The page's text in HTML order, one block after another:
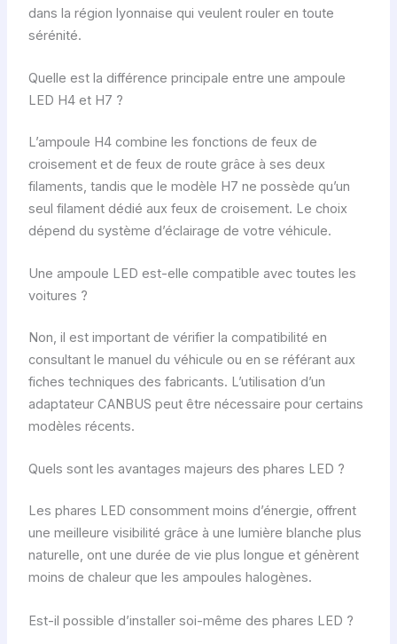
dans la région lyonnaise qui veulent rouler en toute
sérénité.
Quelle est la différence principale entre une ampoule
LED H4 et H7 ?
L’ampoule H4 combine les fonctions de feux de
croisement et de feux de route grâce à ses deux
filaments, tandis que le modèle H7 ne possède qu’un
seul filament dédié aux feux de croisement. Le choix
dépend du système d’éclairage de votre véhicule.
Une ampoule LED est-elle compatible avec toutes les
voitures ?
Non, il est important de vérifier la compatibilité en
consultant le manuel du véhicule ou en se référant aux
fiches techniques des fabricants. L’utilisation d’un
adaptateur CANBUS peut être nécessaire pour certains
modèles récents.
Quels sont les avantages majeurs des phares LED ?
Les phares LED consomment moins d’énergie, offrent
une meilleure visibilité grâce à une lumière blanche plus
naturelle, ont une durée de vie plus longue et génèrent
moins de chaleur que les ampoules halogènes.
Est-il possible d’installer soi-même des phares LED ?